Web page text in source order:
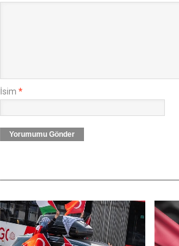
İsim *
Yorumumu Gönder